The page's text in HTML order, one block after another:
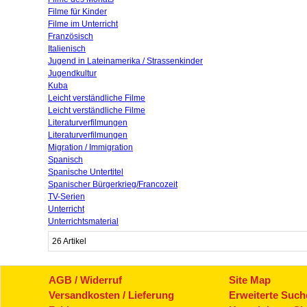
Filme für Kinder
Filme im Unterricht
Französisch
Italienisch
Jugend in Lateinamerika / Strassenkinder
Jugendkultur
Kuba
Leicht verständliche Filme
Leicht verständliche Filme
Literaturverfilmungen
Literaturverfilmungen
Migration / Immigration
Spanisch
Spanische Untertitel
Spanischer Bürgerkrieg/Francozeit
TV-Serien
Unterricht
Unterrichtsmaterial
26 Artikel
AGB / Widerruf
Versandkosten / Lieferung
Site Map
Erweiterte